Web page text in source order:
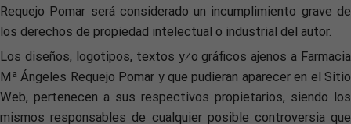
Requejo Pomar será considerado un incumplimiento grave de
los derechos de propiedad intelectual o industrial del autor.
Los diseños, logotipos, textos y⁄o gráficos ajenos a Farmacia
Mª Ángeles Requejo Pomar y que pudieran aparecer en el Sitio
Web, pertenecen a sus respectivos propietarios, siendo los
mismos responsables de cualquier posible controversia que